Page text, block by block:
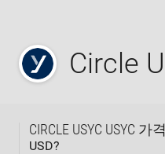
Circle
CIRCLE USYC USYC 가격
USD?